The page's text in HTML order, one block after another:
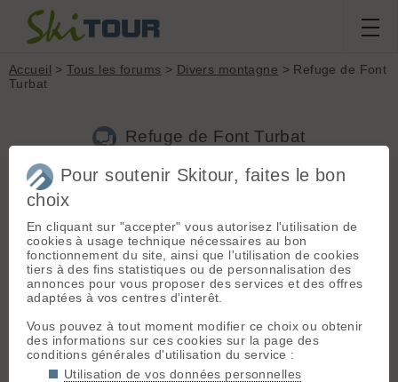
Accueil >Tous les forums > Divers montagne > Refuge de Font
Turbat
Refuge de Font Turbat
Nouveau sujet
Vil Brequin
- Le 13/03/2018 08:58
Je n'arrive pas à avoir la gardienne de Font Turbat alors je
m'adresse à la communauté. La saison étant très enneigée,
je m'attends à devoir pelleter, voire sonder pour trouver le
refuge d'hiver et en particulier l'entrée. Sur les cartes IGN, il y
a deux bâtiments, savez vous lequel est le refuge d'hiver?
Quelles sont les coordonnées?
370
Pour soutenir Skitour, faites le bon
choix
En cliquant sur "accepter" vous autorisez l'utilisation de
cookies à usage technique nécessaires au bon
fonctionnement du site, ainsi que l'utilisation de cookies
tiers à des fins statistiques ou de personnalisation des
annonces pour vous proposer des services et des offres
adaptées à vos centres d'interêt.
Vous pouvez à tout moment modifier ce choix ou obtenir
des informations sur ces cookies sur la page des
conditions générales d'utilisation du service :
Utilisation de vos données personnelles